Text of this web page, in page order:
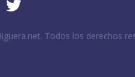
Todos los derechos